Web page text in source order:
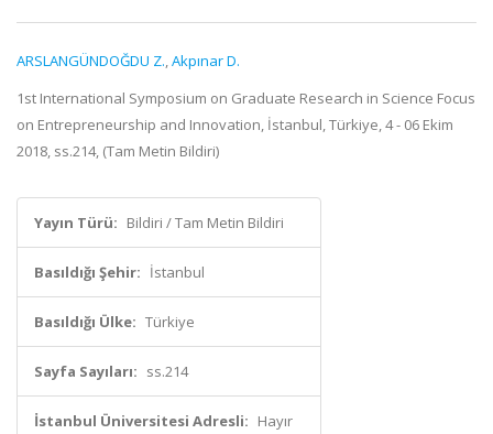
ARSLANGÜNDOĞDU Z.,Akpınar D.
1st International Symposium on Graduate Research in Science Focus
on Entrepreneurship and Innovation, İstanbul, Türkiye, 4 - 06 Ekim
2018, ss.214, (Tam Metin Bildiri)
Yayın Türü: Bildiri / Tam Metin Bildiri
Basıldığı Şehir: İstanbul
Basıldığı Ülke: Türkiye
Sayfa Sayıları: ss.214
İstanbul Üniversitesi Adresli: Hayır